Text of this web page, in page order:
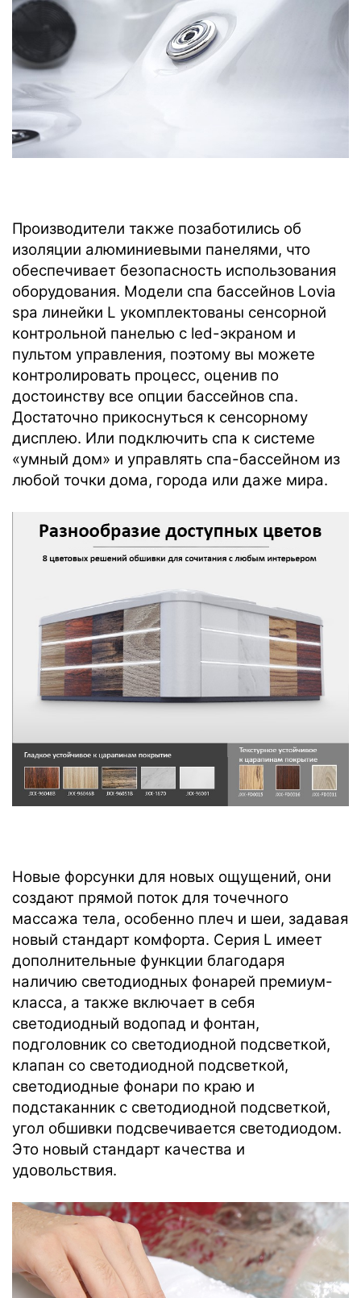
Производители также позаботились об
изоляции алюминиевыми панелями, что
обеспечивает безопасность использования
оборудования. Модели спа бассейнов Lovia
spa линейки L укомплектованы сенсорной
контрольной панелью с led-экраном и
пультом управления, поэтому вы можете
контролировать процесс, оценив по
достоинству все опции бассейнов спа.
Достаточно прикоснуться к сенсорному
дисплею. Или подключить спа к системе
«умный дом» и управлять спа-бассейном из
любой точки дома, города или даже мира.
Новые форсунки для новых ощущений, они
создают прямой поток для точечного
массажа тела, особенно плеч и шеи, задавая
новый стандарт комфорта. Серия L имеет
дополнительные функции благодаря
наличию светодиодных фонарей премиум-
класса, а также включает в себя
светодиодный водопад и фонтан,
подголовник со светодиодной подсветкой,
клапан со светодиодной подсветкой,
светодиодные фонари по краю и
подстаканник с светодиодной подсветкой,
угол обшивки подсвечивается светодиодом.
Это новый стандарт качества и
удовольствия.